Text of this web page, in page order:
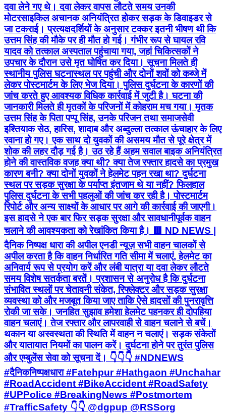
दवा लेने गए थे। दवा लेकर वापस लौटते समय उनकी
मोटरसाइकिल अचानक अनियंत्रित होकर सड़क के डिवाइडर से
जा टकराई। प्रत्यक्षदर्शियों के अनुसार टक्कर इतनी भीषण थी कि
उत्तम सिंह की मौके पर ही मौत हो गई। गंभीर रूप से घायल रवि
यादव को तत्काल अस्पताल पहुंचाया गया, जहां चिकित्सकों ने
उपचार के दौरान उसे मृत घोषित कर दिया। सूचना मिलते ही
स्थानीय पुलिस घटनास्थल पर पहुंची और दोनों शवों को कब्जे में
लेकर पोस्टमार्टम के लिए भेज दिया। पुलिस दुर्घटना के कारणों की
जांच करते हुए आवश्यक विधिक कार्रवाई में जुटी है। घटना की
जानकारी मिलते ही मृतकों के परिजनों में कोहराम मच गया। मृतक
उत्तम सिंह के पिता पप्पू सिंह, उनके परिजन तथा समाजसेवी
इश्तियाक सेठ, हारिस, शादाब और अब्दुल्ला तत्काल ऊंचाहार के लिए
रवाना हो गए। एक साथ दो युवकों की असमय मौत से पूरे क्षेत्र में
शोक की लहर दौड़ गई है। उठ रहे हैं अहम सवाल बाइक अनियंत्रित
होने की वास्तविक वजह क्या थी? क्या तेज रफ्तार हादसे का प्रमुख
कारण बनी? क्या दोनों युवकों ने हेलमेट पहन रखा था? दुर्घटना
स्थल पर सड़क सुरक्षा के पर्याप्त इंतजाम थे या नहीं? फिलहाल
पुलिस दुर्घटना के सभी पहलुओं की जांच कर रही है। पोस्टमार्टम
रिपोर्ट और अन्य साक्ष्यों के आधार पर आगे की कार्रवाई की जाएगी।
इस हादसे ने एक बार फिर सड़क सुरक्षा और सावधानीपूर्वक वाहन
चलाने की आवश्यकता को रेखांकित किया है। 🟥 ND NEWS |
दैनिक निष्पक्ष धारा की अपील एनडी न्यूज़ सभी वाहन चालकों से
अपील करता है कि वाहन निर्धारित गति सीमा में चलाएं, हेलमेट का
अनिवार्य रूप से प्रयोग करें और लंबी यात्रा या दवा लेकर लौटते
समय विशेष सतर्कता बरतें। प्रशासन से अनुरोध है कि दुर्घटना
संभावित स्थलों पर चेतावनी संकेत, रिफ्लेक्टर और सड़क सुरक्षा
व्यवस्था को और मजबूत किया जाए ताकि ऐसे हादसों की पुनरावृत्ति
रोकी जा सके। जनहित सुझाव हमेशा हेलमेट पहनकर ही दोपहिया
वाहन चलाएं। तेज रफ्तार और लापरवाही से वाहन चलाने से बचें।
थकान या अस्वस्थता की स्थिति में वाहन न चलाएं। सड़क संकेतों
और यातायात नियमों का पालन करें। दुर्घटना होने पर तुरंत पुलिस
और एम्बुलेंस सेवा को सूचना दें। 👇👇👇 #NDNEWS
#दैनिकनिष्पक्षधारा #Fatehpur #Hathgaon #Unchahar
#RoadAccident #BikeAccident #RoadSafety
#UPPolice #BreakingNews #Postmortem
#TrafficSafety 👇👇 @dgpup @RSSorg